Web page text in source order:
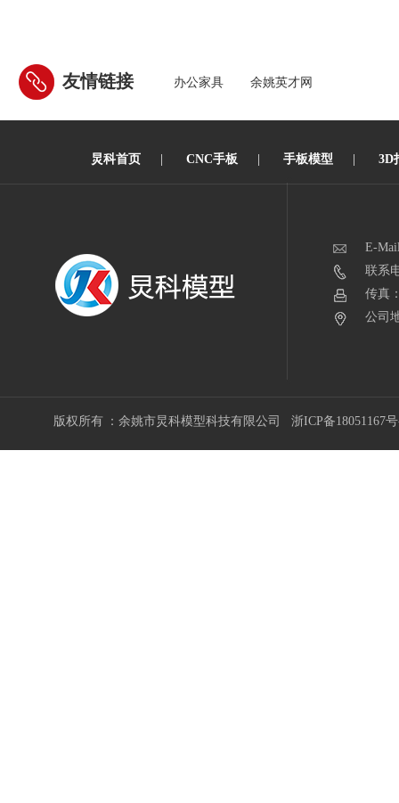
友情链接 办公家具 余姚英才网
炅科首页 CNC手板 手板模型 3D
E-
联系
传真
公司
版权所有 ：余姚市炅科模型科技有限公司 浙ICP备18051167